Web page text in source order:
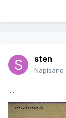
sten
Napisano
....